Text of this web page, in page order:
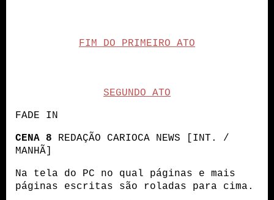
FIM DO PRIMEIRO ATO
SEGUNDO ATO
FADE IN
CENA 8 REDAÇÃO CARIOCA NEWS [INT. /
MANHÃ]
Na tela do PC no qual páginas e mais
páginas escritas são roladas para cima.